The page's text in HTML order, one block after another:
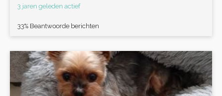
3 jaren geleden actief
33% Beantwoorde berichten